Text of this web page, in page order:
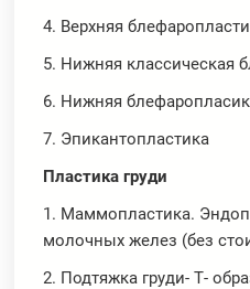
4. Верхняя
5. Нижняя классическая
6. Нижняя
7. Эпикантопластика
Пластика груди
1. Маммопластика.
молочных желез (без
2. Подтяжка груди- Т-